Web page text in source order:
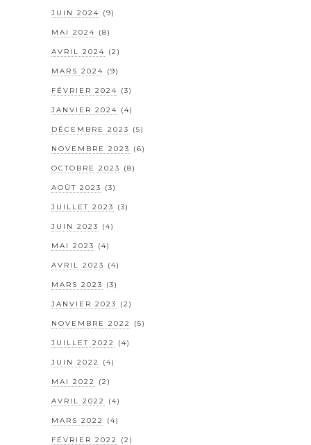
JUIN 2024 (9)
MAI 2024 (8)
AVRIL 2024 (2)
MARS 2024 (9)
FÉVRIER 2024 (3)
JANVIER 2024 (4)
DÉCEMBRE 2023 (5)
NOVEMBRE 2023 (6)
OCTOBRE 2023 (8)
AOÛT 2023 (3)
JUILLET 2023 (3)
JUIN 2023 (4)
MAI 2023 (4)
AVRIL 2023 (4)
MARS 2023 (3)
JANVIER 2023 (2)
NOVEMBRE 2022 (5)
JUILLET 2022 (4)
JUIN 2022 (4)
MAI 2022 (2)
AVRIL 2022 (4)
MARS 2022 (4)
FÉVRIER 2022 (2)